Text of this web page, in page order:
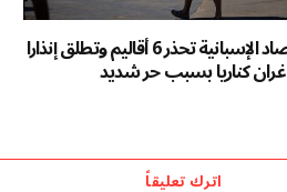
هيئة الأرصاد الإسبانية تحذر 6 أقاليم وتطلق إنذارا
كناريا بسبب حر شديد
اترك تعليقاً